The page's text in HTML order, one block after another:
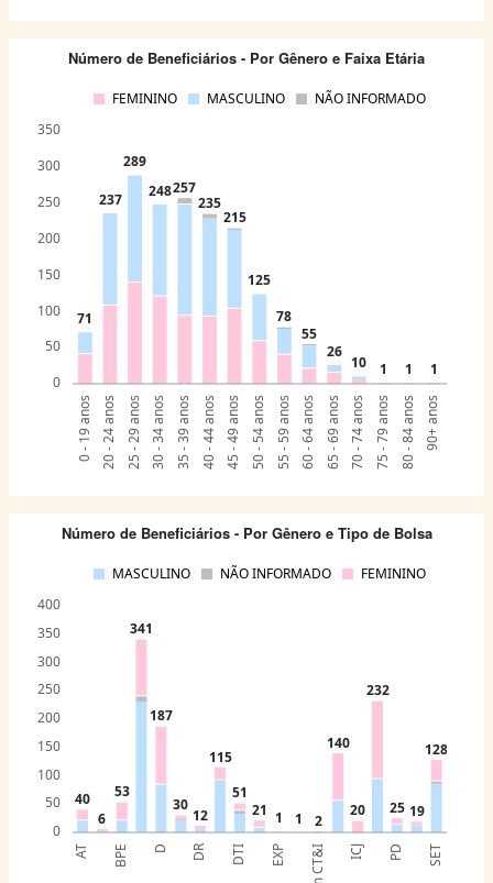
71
237
289
248257
235
215
125
78
55
26
10 1 1 1
Número de Beneficiários - Por Gênero e Faixa Etária
FEMININO MASCULINO NÃO INFORMADO
0
50
100
150
200
250
300
350
0 - 19 anos 20 - 24 anos 25 - 29 anos30 - 34 anos 35 - 39 anos 40 - 44 anos45 - 49 anos 50 - 54 anos 55 - 59 anos60 - 64 anos 65 - 69 anos70 - 74 anos 75 - 79 anos 80 - 84 anos 90+ anos
40
6
53
341
187
30
12
115
51
21 1 1 2
140
20
232
25 19
128
Número de Beneficiários - Por Gênero e Tipo de Bolsa
MASCULINO NÃO INFORMADO FEMININO
0
50
100
150
200
250
300
350
400
AT BPE D DR DTI EXP ICJ PD SET